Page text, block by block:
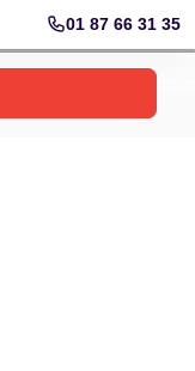
01 87 66 31 35